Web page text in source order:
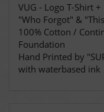
VUG - Logo T-Shirt
"Who Forgot" &
100% Cotton /
Foundation
Hand Printed by
with waterbased ink